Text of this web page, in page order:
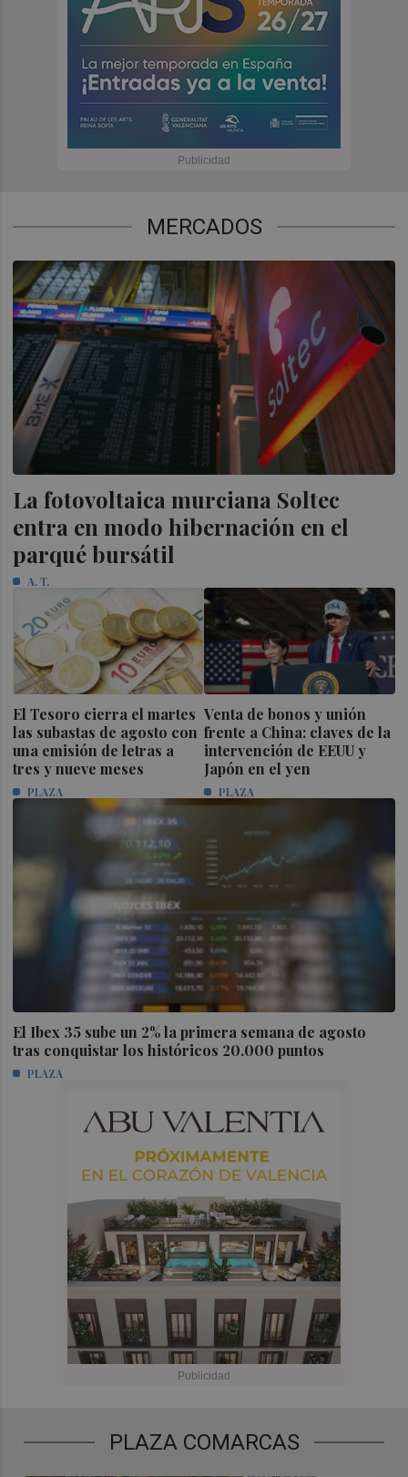
MERCADOS
La fotovoltaica murciana Soltec
entra en modo hibernación en el
parqué bursátil
A. T.
El Tesoro cierra el martes
las subastas de agosto con
una emisión de letras a
tres y nueve meses
PLAZA
Venta de bonos y unión
frente a China: claves de la
intervención de EEUU y
Japón en el yen
PLAZA
El Ibex 35 sube un 2% la primera semana de agosto
tras conquistar los históricos 20.000 puntos
PLAZA
PLAZA COMARCAS